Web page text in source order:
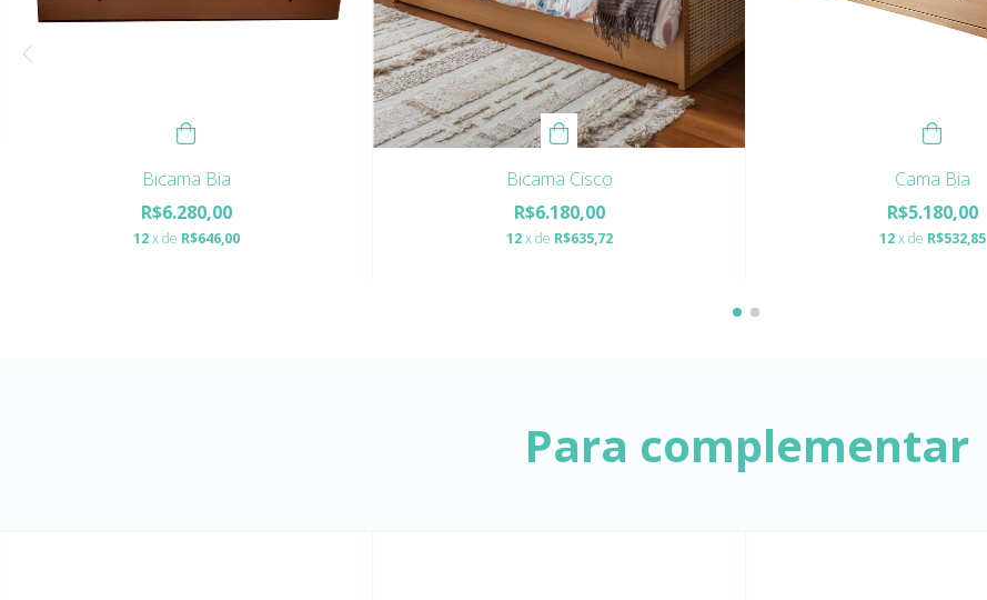
Bicama Bia
R$6.280,00
12 x de R$646,00
Bicama Cisco
R$6.180,00
12 x de R$635,72
Cama Bia
R$5.180,00
12 x de R$532,85
Para complementar